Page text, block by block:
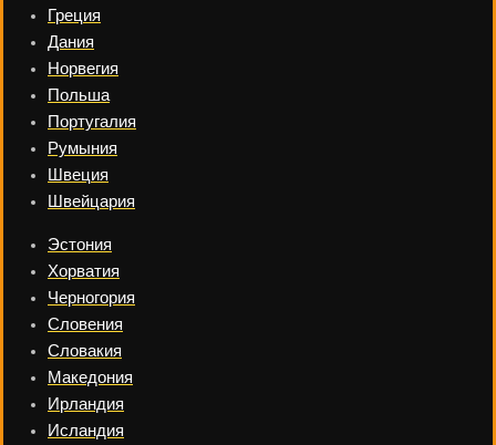
Греция
Дания
Норвегия
Польша
Португалия
Румыния
Швеция
Швейцария
Эстония
Хорватия
Черногория
Словения
Словакия
Македония
Ирландия
Исландия